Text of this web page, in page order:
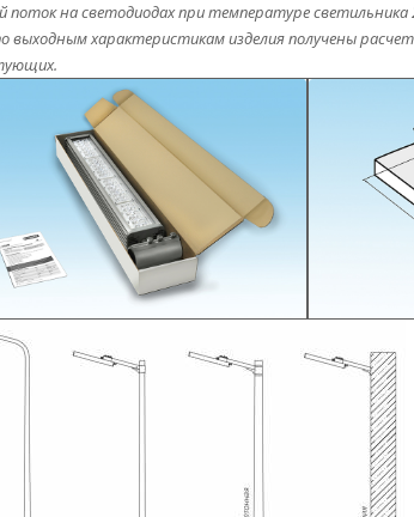
поток на светодиодах при температуре светильника
выходным характеристикам изделия получены